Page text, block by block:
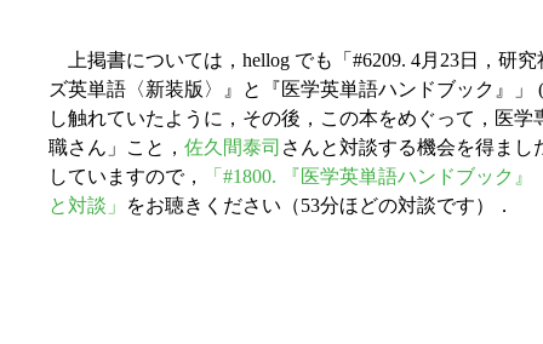
上掲書については，hellog でも「#6209. 4月23日，研
ズ英単語〈新装版〉』と『医学英単語ハンドブック』」 (
し触れていたように，その後，この本をめぐって，医学
職さん」こと， 佐久間泰司 さんと対談する機会を得まし
していますので，
「#1800. 『医学英単語ハンドブック
と対談」
をお聴きください（53分ほどの対談です）．